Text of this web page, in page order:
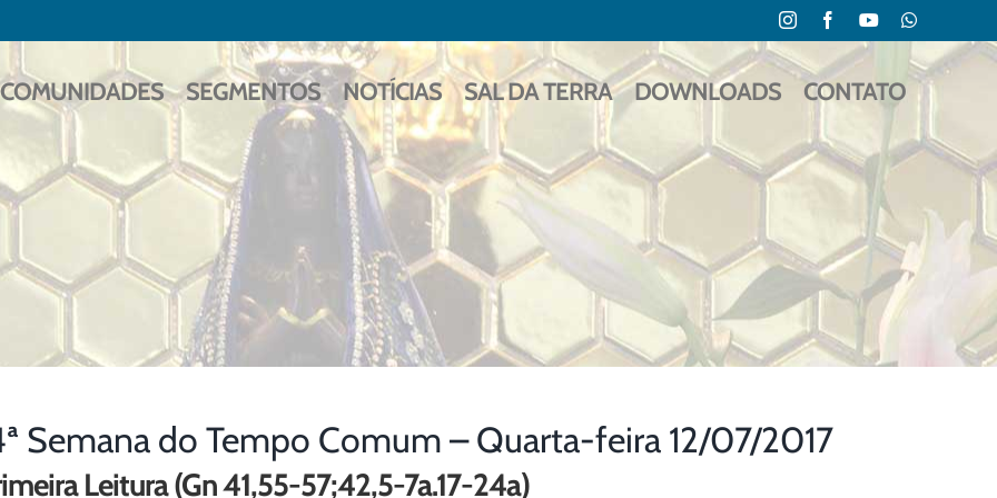
InstagramFacebookYouTubeWhatsApp
COMUNIDADES SEGMENTOS NOTÍCIAS SAL DA TERRA DOWNLOADS CONTATO
Semana do Tempo Comum – Quarta-feira 12/07/2017
Leitura (Gn 41,55-57;42,5-7a.17-24a)